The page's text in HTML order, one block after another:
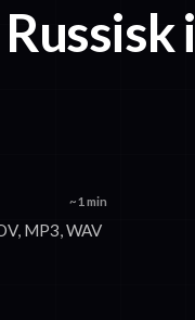
i
~1 min
MP3, WAV